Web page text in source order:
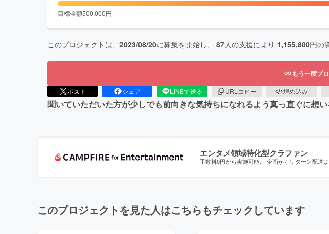
目標金額500,000円
このプロジェクトは、 2023/08/20に募集を開始し、 87人の支援により 1,155,800円の
もう一度プ
ポスト シェア LINEで送る URLコピー 埋め込み
聞いていただいた方が少しでも前向きな気持ちになれるよう真っ直ぐに想
エンタメ領域特化型クラファン
手数料0円から実施可能。 企画からリターン配送
このプロジェクトを見た人はこちらもチェックしています